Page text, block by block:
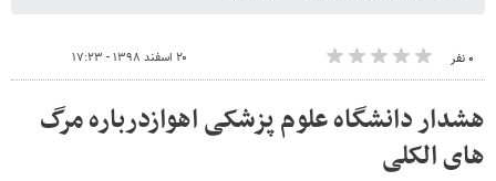
۰ نفر ۲۰ اسفند ۱۳۹۸ - ۱۷:۲۳
هشدار دانشگاه علوم پزشکی اهوازدرباره مرگ
های الکلی